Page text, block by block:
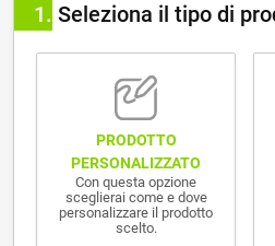
1 Seleziona il tipo di
PRODOTTO
PERSONALIZZATO
Con questa opzione
sceglierai come e dove
personalizzare il prodotto
scelto.